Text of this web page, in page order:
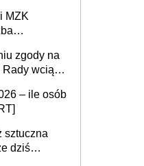
MZK
zgody na
Rady wciąż
– ile osób
sztuczna
dziś